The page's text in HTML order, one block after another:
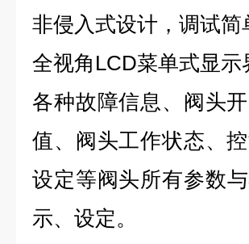
非侵入式设计，调试简
全视角 LCD菜单式显
各种故障信息、阀头
值、阀头工作状态、
设定等阀头所有参数
示、设定。